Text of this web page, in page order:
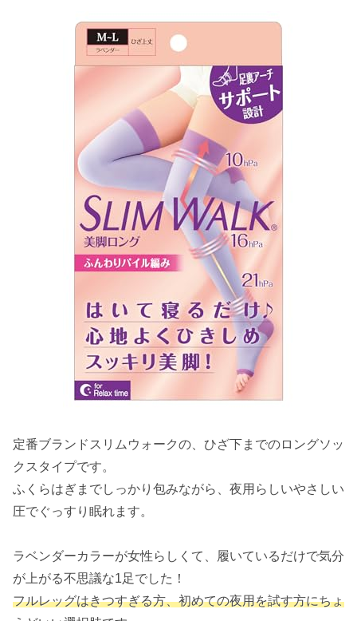
定番ブランドスリムウォークの、ひざ下までのロングソッ
クスタイプです。
ふくらはぎまでしっかり包みながら、夜用らしいやさしい
圧でぐっすり眠れます。
ラベンダーカラーが女性らしくて、履いているだけで気分
が上がる不思議な1足でした！
フルレッグはきつすぎる方、初めての夜用を試す方にちょ